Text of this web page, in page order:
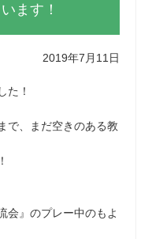
ます！
2019年7月11日
た！
で、まだ空きのある教
会』のプレー中のもよ